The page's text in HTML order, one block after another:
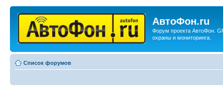
АвтоФон.ru
Форум проекта АвтоФон.
охраны и мониторинга.
Список форумов